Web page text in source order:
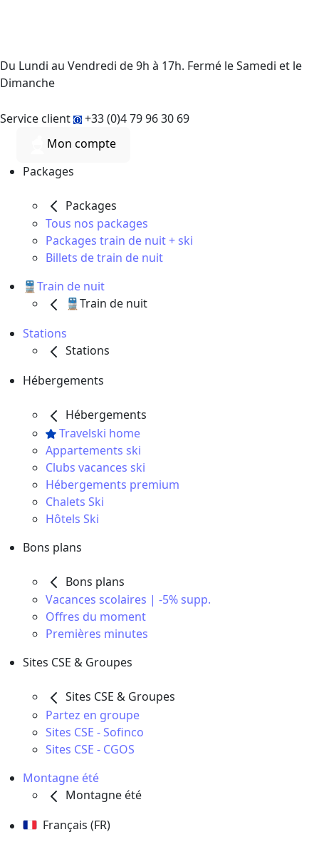
Du Lundi au Vendredi de 9h à 17h. Fermé le Samedi et le
Dimanche
Service client
+33 (0)4 79 96 30 69
Mon compte
Packages
Packages
Tous nos packages
Packages train de nuit + ski
Billets de train de nuit
🚆Train de nuit
🚆Train de nuit
Stations
Stations
Hébergements
Hébergements
Travelski home
Appartements ski
Clubs vacances ski
Hébergements premium
Chalets Ski
Hôtels Ski
Bons plans
Bons plans
Vacances scolaires | -5% supp.
Offres du moment
Premières minutes
Sites CSE & Groupes
Sites CSE & Groupes
Partez en groupe
Sites CSE - Sofinco
Sites CSE - CGOS
Montagne été
Montagne été
Français (FR)